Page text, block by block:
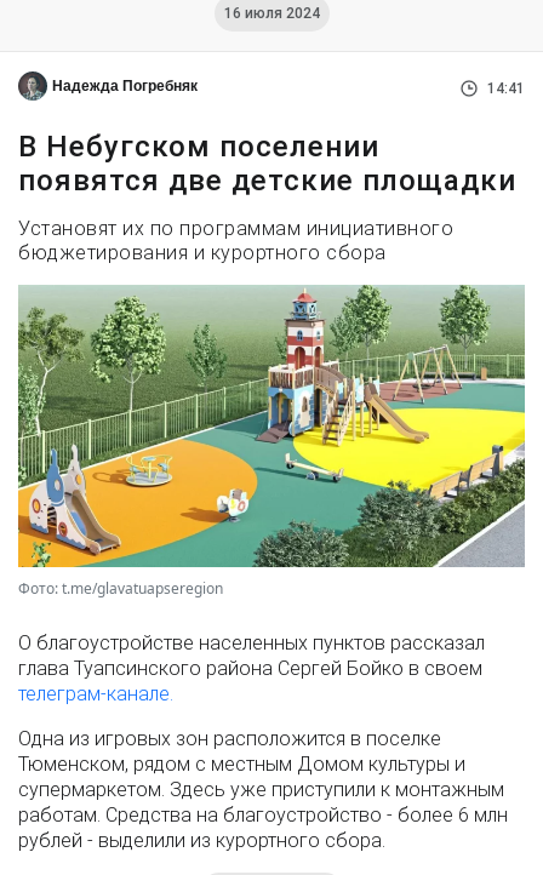
16 июля 2024
Надежда Погребняк 14:41
В Небугском поселении
появятся две детские площадки
Установят их по программам инициативного
бюджетирования и курортного сбора
Фото: t.me/glavatuapseregion
О благоустройстве населенных пунктов рассказал
глава Туапсинского района Сергей Бойко в своем
телеграм-канале.
Одна из игровых зон расположится в поселке
Тюменском, рядом с местным Домом культуры и
супермаркетом. Здесь уже приступили к монтажным
работам. Средства на благоустройство - более 6 млн
рублей - выделили из курортного сбора.